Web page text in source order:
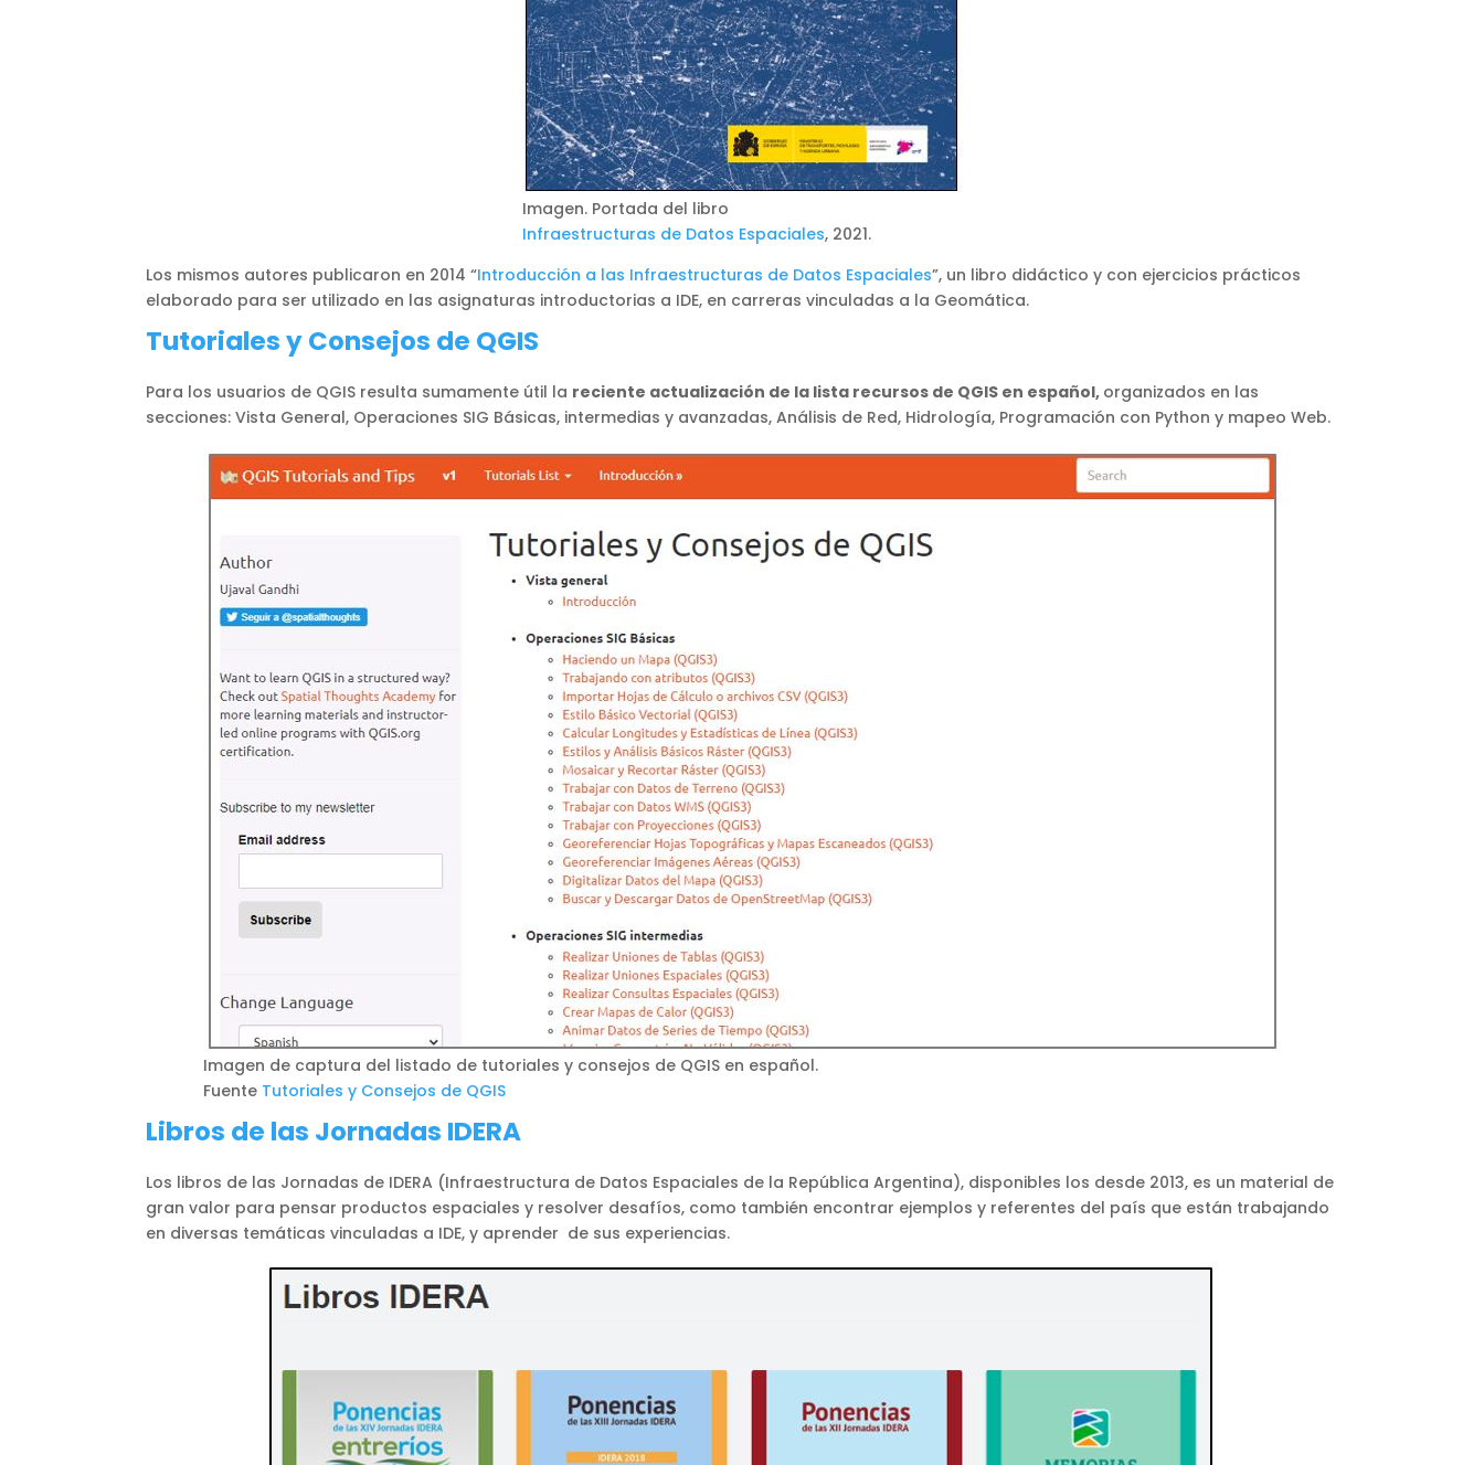
Imagen. Portada del libro
Infraestructuras de Datos Espaciales, 2021.
Los mismos autores publicaron en 2014 “Introducción a las Infraestructuras de Datos Espaciales”, un libro didáctico y con ejercicios prácticos
elaborado para ser utilizado en las asignaturas introductorias a IDE, en carreras vinculadas a la Geomática.
Tutoriales y Consejos de QGIS
Para los usuarios de QGIS resulta sumamente útil la reciente actualización de la lista recursos de QGIS en español, organizados en las
secciones: Vista General, Operaciones SIG Básicas, intermedias y avanzadas, Análisis de Red, Hidrología, Programación con Python y mapeo Web.
Imagen de captura del listado de tutoriales y consejos de QGIS en español.
Fuente Tutoriales y Consejos de QGIS
Libros de las Jornadas IDERA
Los libros de las Jornadas de IDERA (Infraestructura de Datos Espaciales de la República Argentina), disponibles los desde 2013, es un material de
gran valor para pensar productos espaciales y resolver desafíos, como también encontrar ejemplos y referentes del país que están trabajando
en diversas temáticas vinculadas a IDE, y aprender de sus experiencias.